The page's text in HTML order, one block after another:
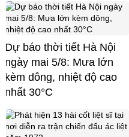
Dự báo thời tiết Hà Nội
ngày mai 5/8: Mưa lớn
kèm dông, nhiệt độ cao
nhất 30°C